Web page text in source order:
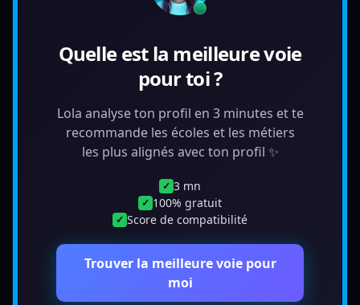
Quelle est la meilleure voie
pour toi ?
Lola analyse ton profil en 3 minutes et te
recommande les écoles et les métiers
les plus alignés avec ton profil ✨
✓ 3 mn
✓ 100% gratuit
✓ Score de compatibilité
Trouver la meilleure voie pour
moi